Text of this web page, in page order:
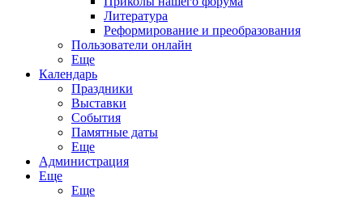
Литература
Реформирование и преобразования
Пользователи онлайн
Еще
Календарь
Праздники
Выставки
События
Памятные даты
Еще
Администрация
Еще
Еще